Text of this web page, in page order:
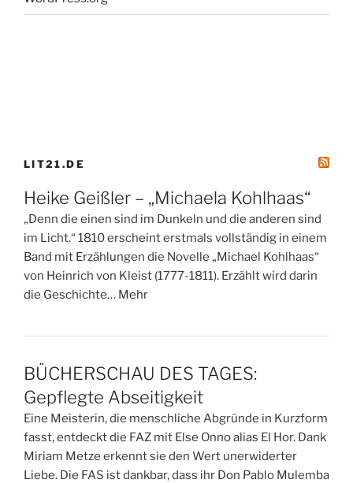
LIT21.DE
Heike Geißler – „Michaela Kohlhaas“
„Denn die einen sind im Dunkeln und die anderen sind
im Licht.“ 1810 erscheint erstmals vollständig in einem
Band mit Erzählungen die Novelle „Michael Kohlhaas“
von Heinrich von Kleist (1777-1811). Erzählt wird darin
die Geschichte… Mehr
BÜCHERSCHAU DES TAGES:
Gepflegte Abseitigkeit
Eine Meisterin, die menschliche Abgründe in Kurzform
fasst, entdeckt die FAZ mit Else Onno alias El Hor. Dank
Miriam Metze erkennt sie den Wert unerwiderter
Liebe. Die FAS ist dankbar, dass ihr Don Pablo Mulemba